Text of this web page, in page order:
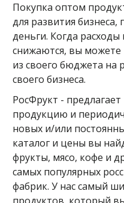
Покупка оптом
для развития
деньги. Когда расходы
снижаются, вы можете
из своего бюджета на
своего бизнеса.
РосФрукт -
продукцию и
новых и/или
каталог и цены вы
фрукты, мясо, кофе и
самых популярных
фабрик. У нас самый